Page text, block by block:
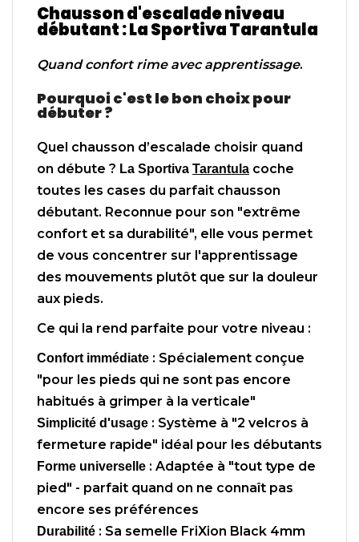
Chausson d'escalade niveau
débutant : La Sportiva Tarantula
Quand confort rime avec apprentissage.
Pourquoi c'est le bon choix pour
débuter ?
Quel chausson d’escalade choisir quand
on débute ? La Sportiva Tarantula coche
toutes les cases du parfait chausson
débutant. Reconnue pour son "extrême
confort et sa durabilité", elle vous permet
de vous concentrer sur l'apprentissage
des mouvements plutôt que sur la douleur
aux pieds.
Ce qui la rend parfaite pour votre niveau :
Confort immédiate : Spécialement conçue
"pour les pieds qui ne sont pas encore
habitués à grimper à la verticale"
Simplicité d'usage : Système à "2 velcros à
fermeture rapide" idéal pour les débutants
Forme universelle : Adaptée à "tout type de
pied" - parfait quand on ne connaît pas
encore ses préférences
Durabilité : Sa semelle FriXion Black 4mm